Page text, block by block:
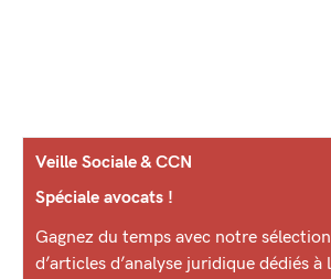
Veille Sociale & CCN
Spéciale avocats !
Gagnez du temps avec notre
d’articles d’analyse juridique dédiés